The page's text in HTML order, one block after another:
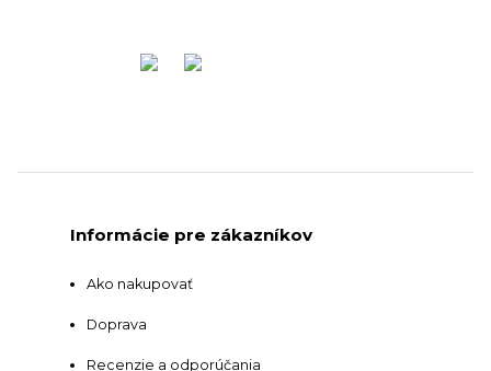
Informácie pre zákazníkov
Ako nakupovať
Doprava
Recenzie a odporúčania